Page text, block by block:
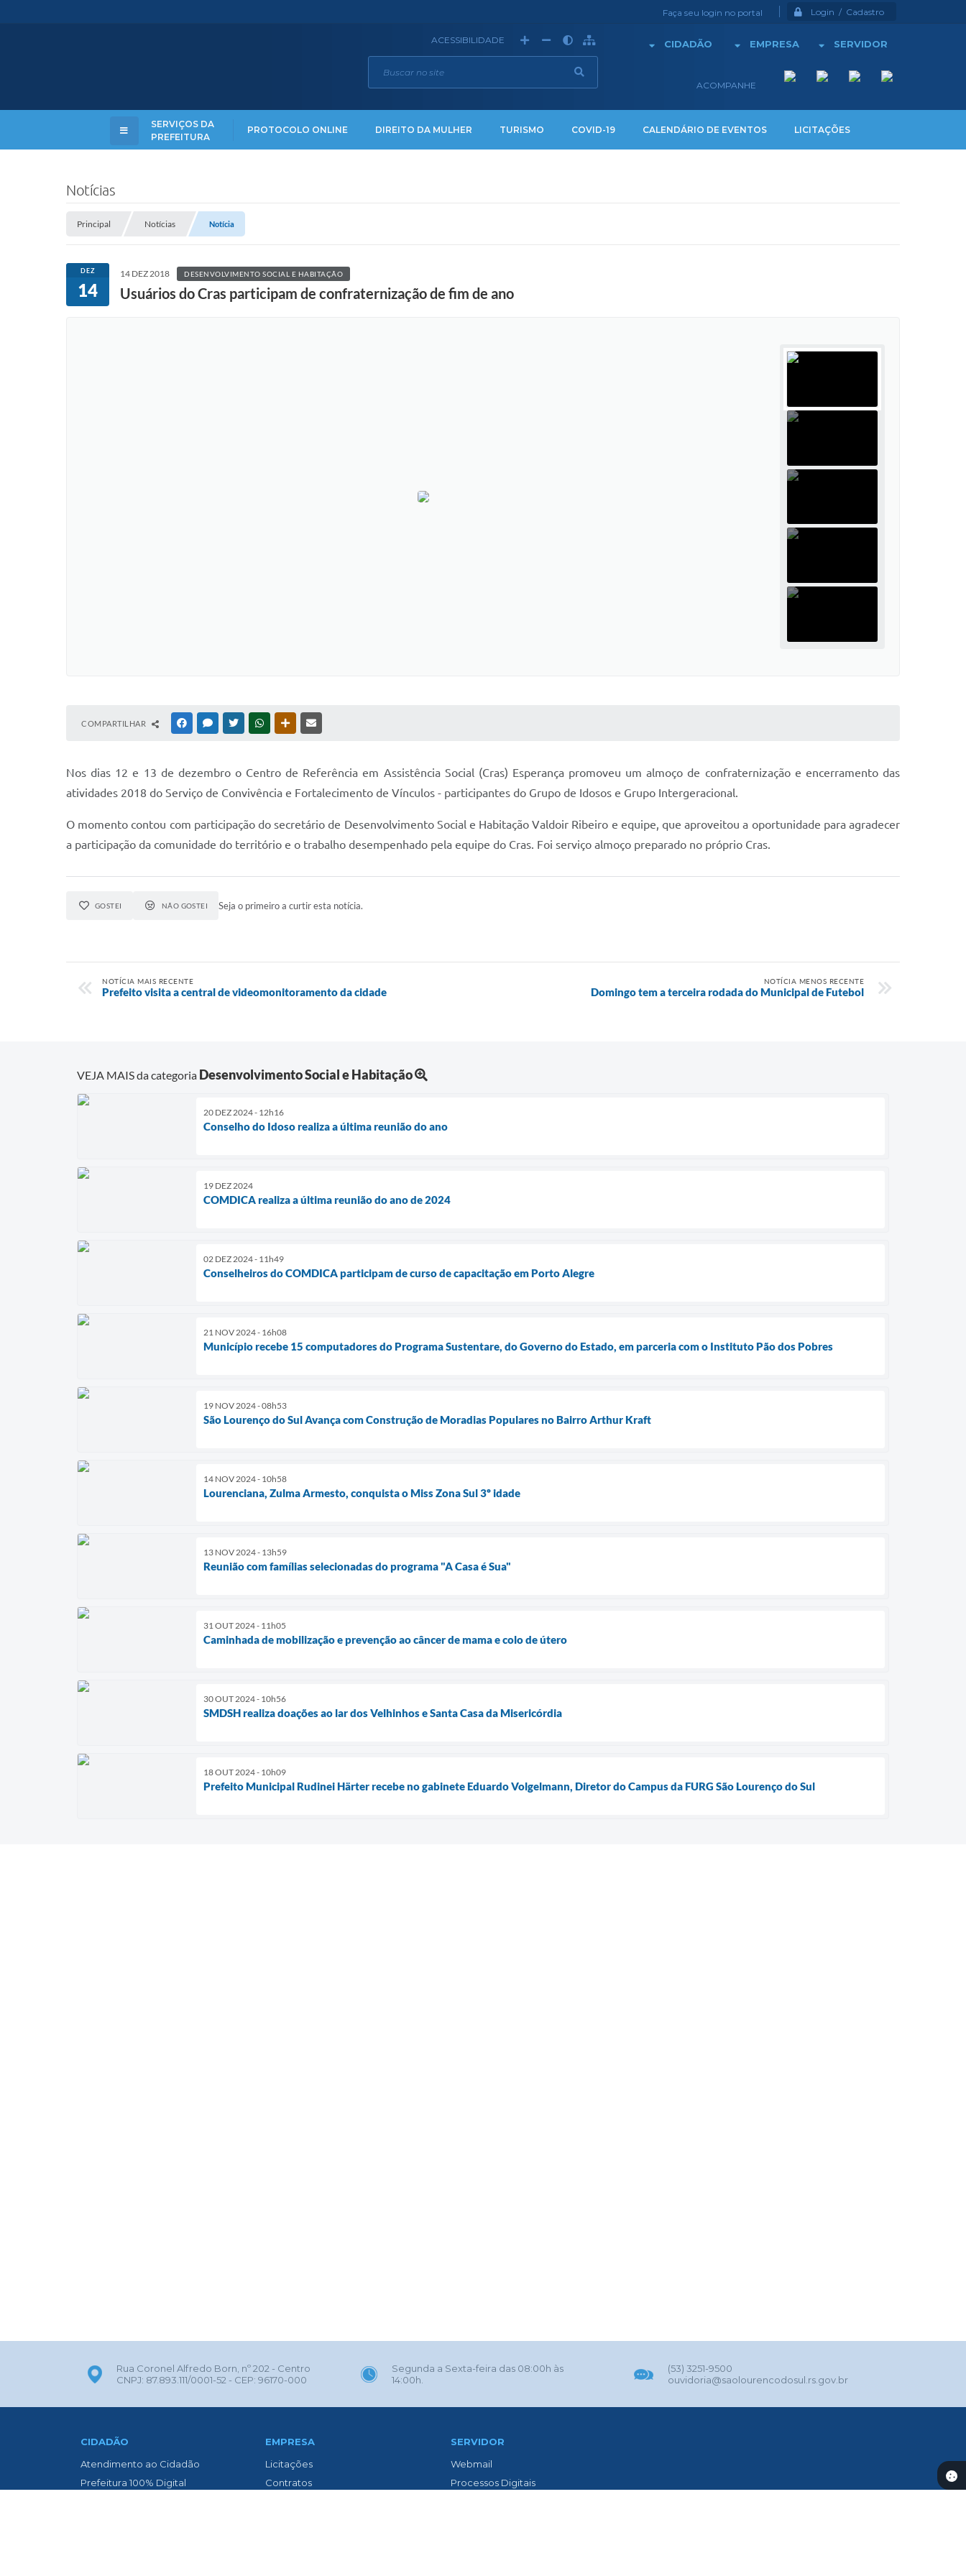
Faça seu login no portal Login / Cadastro
CIDADÃO EMPRESA SERVIDOR
ACOMPANHE
ACESSIBILIDADE
SERVIÇOS DA
PREFEITURA
PROTOCOLO ONLINE DIREITO DA MULHER TURISMO COVID-19 CALENDÁRIO DE EVENTOS LICITAÇÕES
Notícias
Principal Notícias Notícia
DEZ
14
14 DEZ 2018 DESENVOLVIMENTO SOCIAL E HABITAÇÃO
Usuários do Cras participam de confraternização de fim de ano
COMPARTILHAR FACEBOOKMESSENGER
TWITTERWHATSAPPOUTRAS MÍDIAS
Nos dias 12 e 13 de dezembro o Centro de Referência em Assistência Social (Cras) Esperança promoveu um almoço de confraternização e encerramento das
atividades 2018 do Serviço de Convivência e Fortalecimento de Vínculos - participantes do Grupo de Idosos e Grupo Intergeracional.
O momento contou com participação do secretário de Desenvolvimento Social e Habitação Valdoir Ribeiro e equipe, que aproveitou a oportunidade para agradecer
a participação da comunidade do território e o trabalho desempenhado pela equipe do Cras. Foi serviço almoço preparado no próprio Cras.
GOSTEI NÃO GOSTEI Seja o primeiro a curtir esta notícia.
NOTÍCIA MAIS RECENTE
Prefeito visita a central de videomonitoramento da cidade
NOTÍCIA MENOS RECENTE
Domingo tem a terceira rodada do Municipal de Futebol
VEJA MAIS da categoria Desenvolvimento Social e Habitação
20 DEZ 2024 - 12h16
Conselho do Idoso realiza a última reunião do ano
19 DEZ 2024
COMDICA realiza a última reunião do ano de 2024
02 DEZ 2024 - 11h49
Conselheiros do COMDICA participam de curso de capacitação em Porto Alegre
21 NOV 2024 - 16h08
Município recebe 15 computadores do Programa Sustentare, do Governo do Estado, em parceria com o Instituto Pão dos Pobres
19 NOV 2024 - 08h53
São Lourenço do Sul Avança com Construção de Moradias Populares no Bairro Arthur Kraft
14 NOV 2024 - 10h58
Lourenciana, Zulma Armesto, conquista o Miss Zona Sul 3º idade
13 NOV 2024 - 13h59
Reunião com famílias selecionadas do programa "A Casa é Sua"
31 OUT 2024 - 11h05
Caminhada de mobilização e prevenção ao câncer de mama e colo de útero
30 OUT 2024 - 10h56
SMDSH realiza doações ao lar dos Velhinhos e Santa Casa da Misericórdia
18 OUT 2024 - 10h09
Prefeito Municipal Rudinei Härter recebe no gabinete Eduardo Volgelmann, Diretor do Campus da FURG São Lourenço do Sul
Rua Coronel Alfredo Born, nº 202 - Centro
CNPJ: 87.893.111/0001-52 - CEP: 96170-000
Segunda a Sexta-feira das 08:00h às
14:00h.
(53) 3251-9500
ouvidoria@saolourencodosul.rs.gov.br
CIDADÃO
Atendimento ao Cidadão
Prefeitura 100% Digital
EMPRESA
Licitações
Contratos
SERVIDOR
Webmail
Processos Digitais